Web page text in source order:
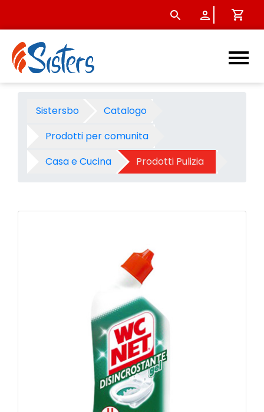
Wc net disincrostante
Sistersbo
Catalogo
Prodotti per comunita
Casa e Cucina
Prodotti Pulizia